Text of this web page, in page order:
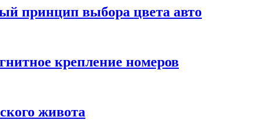
принцип выбора цвета авто
крепление номеров
живота